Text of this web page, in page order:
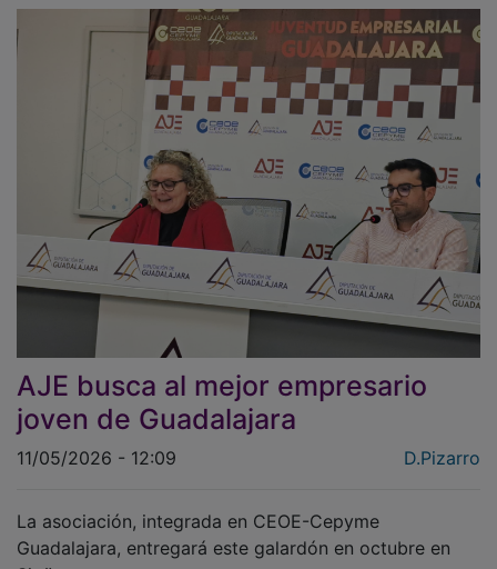
AJE busca al mejor empresario
joven de Guadalajara
11/05/2026 - 12:09
Guadalajara, entregará este galardón en octubre en
Sigüenza.